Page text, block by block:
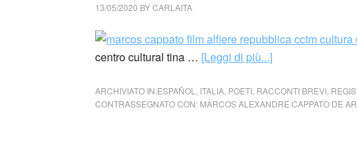
13/05/2020 BYCARLAITA
centro cultural tina … [Leggi di più...]
ARCHIVIATO IN:ESPAÑOL ITALIA POETI RACCONTI BREVI
CONTRASSEGNATO CON: MARCOS ALEXANDRE CAPPATO DE